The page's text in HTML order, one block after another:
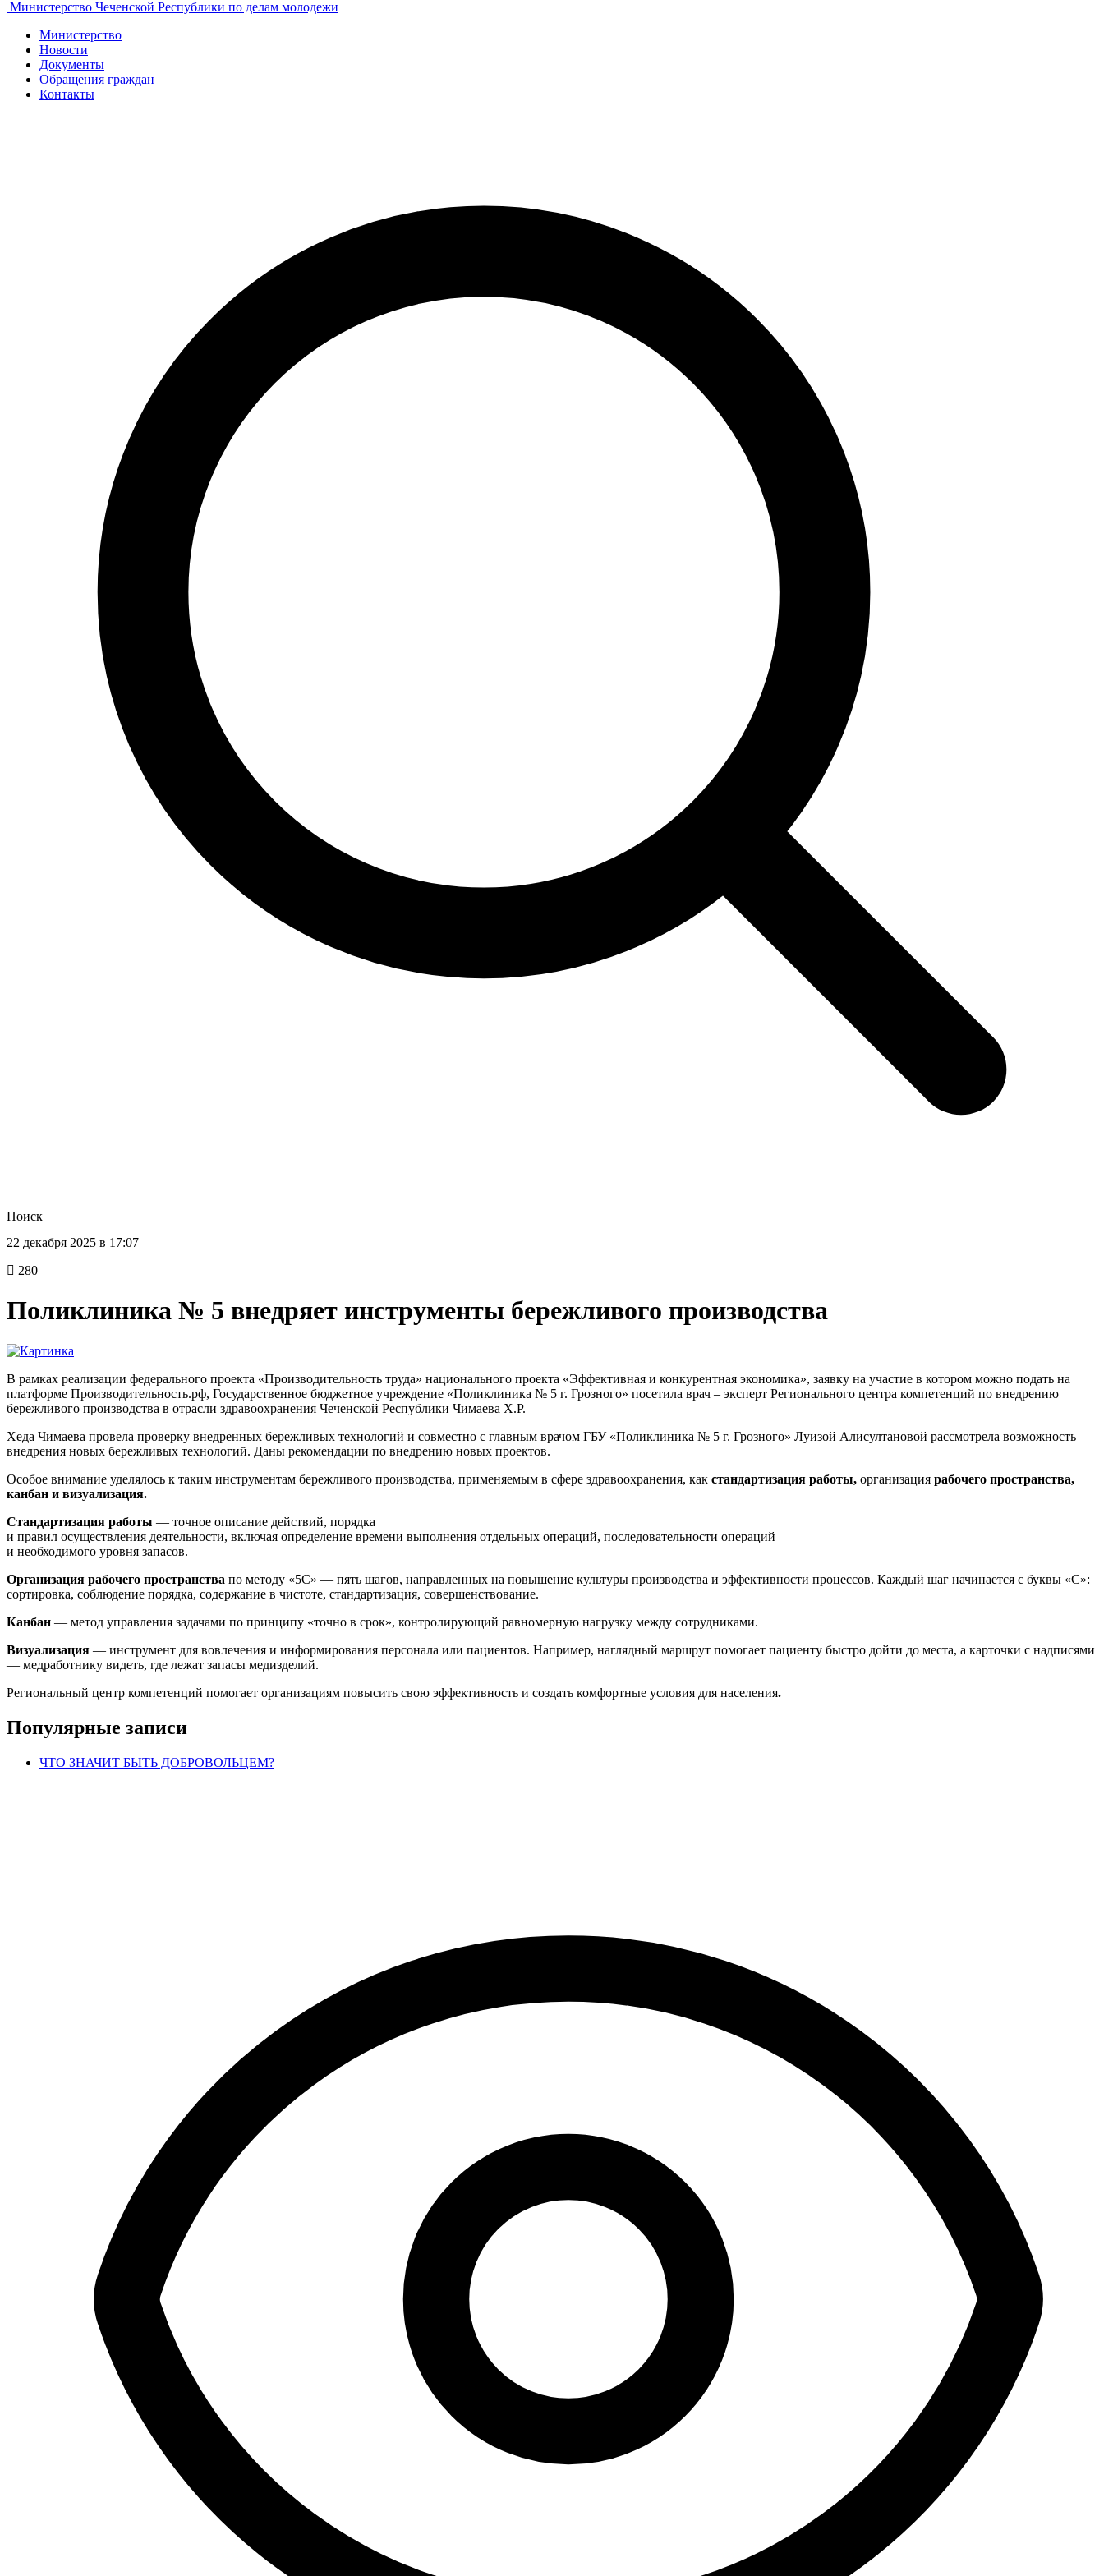
Министерство Чеченской Республики по делам молодежи
Министерство
Новости
Документы
Обращения граждан
Контакты
Поиск
22 декабря 2025 в 17:07
280
Поликлиника № 5 внедряет инструменты бережливого производства
В рамках реализации федерального проекта «Производительность труда» национального проекта «Эффективная и конкурентная экономика», заявку на участие в котором можно подать на
платформе Производительность.рф, Государственное бюджетное учреждение «Поликлиника № 5 г. Грозного» посетила врач – эксперт Регионального центра компетенций по внедрению
бережливого производства в отрасли здравоохранения Чеченской Республики Чимаева Х.Р.
Хеда Чимаева провела проверку внедренных бережливых технологий и совместно с главным врачом ГБУ «Поликлиника № 5 г. Грозного» Луизой Алисултановой рассмотрела возможность
внедрения новых бережливых технологий. Даны рекомендации по внедрению новых проектов.
Особое внимание уделялось к таким инструментам бережливого производства, применяемым в сфере здравоохранения, как стандартизация работы, организация рабочего пространства,
канбан и визуализация.
Стандартизация работы — точное описание действий, порядка
и правил осуществления деятельности, включая определение времени выполнения отдельных операций, последовательности операций
и необходимого уровня запасов.
Организация рабочего пространства по методу «5С» — пять шагов, направленных на повышение культуры производства и эффективности процессов. Каждый шаг начинается с буквы «С»:
сортировка, соблюдение порядка, содержание в чистоте, стандартизация, совершенствование.
Канбан — метод управления задачами по принципу «точно в срок», контролирующий равномерную нагрузку между сотрудниками.
Визуализация — инструмент для вовлечения и информирования персонала или пациентов. Например, наглядный маршрут помогает пациенту быстро дойти до места, а карточки с надписями
— медработнику видеть, где лежат запасы медизделий.
Региональный центр компетенций помогает организациям повысить свою эффективность и создать комфортные условия для населения.
Популярные записи
ЧТО ЗНАЧИТ БЫТЬ ДОБРОВОЛЬЦЕМ?